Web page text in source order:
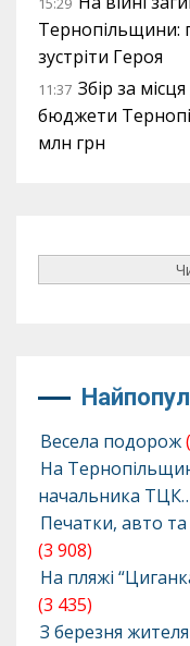
Тернопільщини:
зустріти Героя
11:37 Збір за
бюджети
млн грн
Весела подорож
На
начальника
Печатки, авто та
(3 908)
На пляжі
(3 435)
З березня